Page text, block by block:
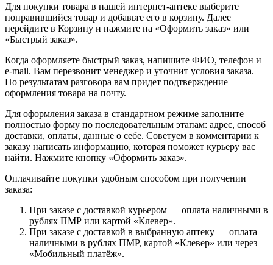
Для покупки товара в нашей интернет-аптеке выберите
понравившийся товар и добавьте его в корзину. Далее
перейдите в Корзину и нажмите на «Оформить заказ» или
«Быстрый заказ».
Когда оформляете быстрый заказ, напишите ФИО, телефон и
e-mail. Вам перезвонит менеджер и уточнит условия заказа.
По результатам разговора вам придет подтверждение
оформления товара на почту.
Для оформления заказа в стандартном режиме заполните
полностью форму по последовательным этапам: адрес, способ
доставки, оплаты, данные о себе. Советуем в комментарии к
заказу написать информацию, которая поможет курьеру вас
найти. Нажмите кнопку «Оформить заказ».
Оплачивайте покупки удобным способом при получении
заказа:
При заказе с доставкой курьером — оплата наличными в
рублях ПМР или картой «Клевер».
При заказе с доставкой в выбранную аптеку — оплата
наличными в рублях ПМР, картой «Клевер» или через
«Мобильный платёж».